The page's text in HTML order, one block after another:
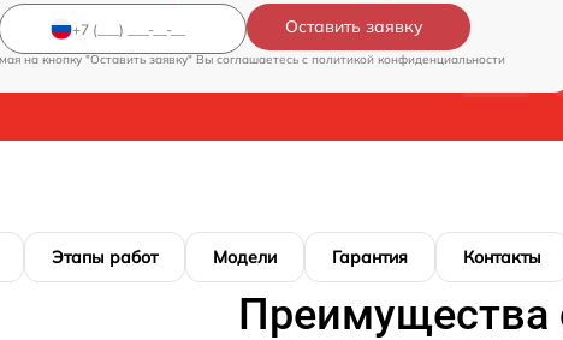
Оставить заявку
на кнопку "Оставить заявку" Вы соглашаетесь c политикой конфиденциальности
Этапы работ Модели Гарантия Контакты
Преимущества